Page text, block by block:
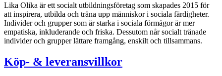
Lika Olika är ett socialt utbildningsföretag som skapades 2015 för
att inspirera, utbilda och träna upp människor i sociala färdigheter.
Individer och grupper som är starka i sociala förmågor är mer
empatiska, inkluderande och friska. Dessutom når socialt tränade
individer och grupper lättare framgång, enskilt och tillsammans.
Köp- & leveransvillkor